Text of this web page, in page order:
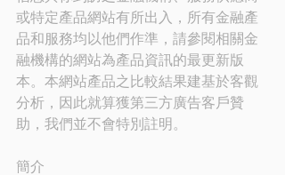
或特定產品網站有所出入，所有金融產
品和服務均以他們作準，請參閱相關金
融機構的網站為產品資訊的最更新版
本。本網站產品之比較結果建基於客觀
分析，因此就算獲第三方廣告客戶贊
助，我們並不會特別註明。
簡介